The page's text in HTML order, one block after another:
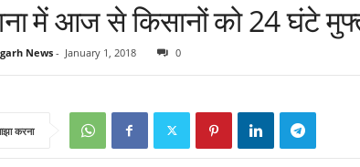
में आज से किसानों को 24 घंटे
News- January 1, 2018 0
करना